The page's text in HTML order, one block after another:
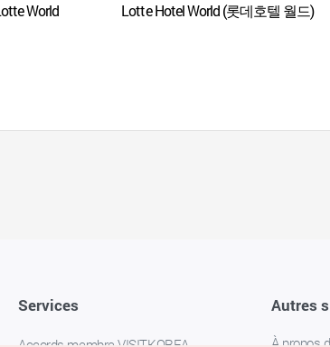
World
Lotte Hotel World (롯데호텔 월드)
Services Autres
À propos